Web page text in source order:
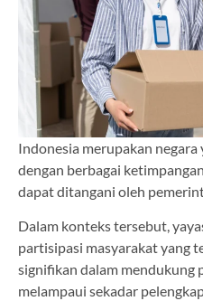
Indonesia merupakan negara
dengan berbagai
dapat ditangani oleh
Dalam konteks tersebut,
partisipasi masyarakat yang
signifikan dalam mendukung
melampaui sekadar